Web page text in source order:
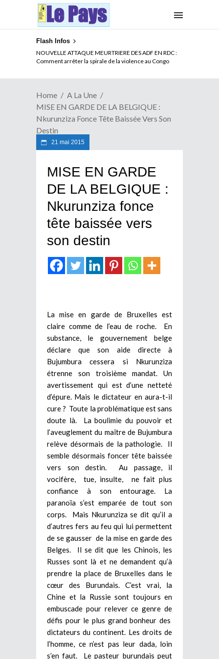
Flash Infos
NOUVELLE ATTAQUE MEURTRIERE DES ADF EN RDC :
Comment arrêter la spirale de la violence au Congo
Home
A La Une
MISE EN GARDE DE LA BELGIQUE :
Nkurunziza Fonce Tête Baissée Vers Son
Destin
21 mai 2015
MISE EN GARDE
DE LA BELGIQUE :
Nkurunziza fonce
tête baissée vers
son destin
La mise en garde de Bruxelles est
claire comme de l’eau de roche. En
substance, le gouvernement belge
déclare que son aide directe à
Bujumbura cessera si Nkurunziza
étrenne son troisième mandat. Un
avertissement qui est d’une netteté
d’épure. Mais le dictateur en aura-t-il
cure ? Toute la problématique est sans
doute là. La boulimie du pouvoir et
l’aveuglement du maître de Bujumbura
relève désormais de la pathologie. Il
semble désormais foncer tête baissée
vers son destin. Au passage, il
vocifère, tue, insulte, ne fait plus
confiance à son entourage. La
paranoïa s’est emparée de tout son
corps. Mais Nkurunziza se dit qu’il a
d’autres fers au feu qui lui permettent
de se gausser de la mise en garde des
Belges. Il se dit que les Chinois, les
Russes sont là et ne demandent qu’à
prendre la place de Bruxelles dans le
cœur des Burundais. C’est vrai, la
Chine et la Russie sont toujours en
embuscade pour relever ce genre de
défis pour le plus grand bonheur des
dictateurs du continent. Les droits de
l’homme, ce n’est pas leur dada, loin
s’en faut. Le pasteur burundais peut